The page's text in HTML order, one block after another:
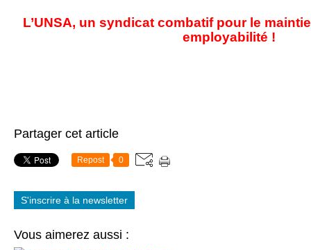
L’UNSA, un syndicat combatif pour le
employabilité !
Partager cet article
Repost 0
S'inscrire à la newsletter
Vous aimerez aussi :